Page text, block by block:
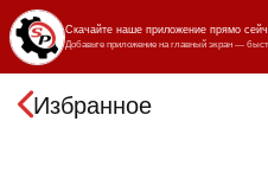
Избранное